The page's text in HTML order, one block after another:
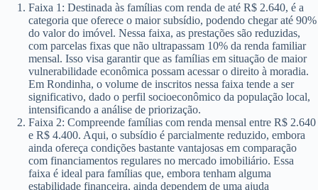
Faixa 1: Destinada às famílias com renda de até R$ 2.640, é a
categoria que oferece o maior subsídio, podendo chegar até 90%
do valor do imóvel. Nessa faixa, as prestações são reduzidas,
com parcelas fixas que não ultrapassam 10% da renda familiar
mensal. Isso visa garantir que as famílias em situação de maior
vulnerabilidade econômica possam acessar o direito à moradia.
Em Rondinha, o volume de inscritos nessa faixa tende a ser
significativo, dado o perfil socioeconômico da população local,
intensificando a análise de priorização.
Faixa 2: Compreende famílias com renda mensal entre R$ 2.640
e R$ 4.400. Aqui, o subsídio é parcialmente reduzido, embora
ainda ofereça condições bastante vantajosas em comparação
com financiamentos regulares no mercado imobiliário. Essa
faixa é ideal para famílias que, embora tenham alguma
estabilidade financeira, ainda dependem de uma ajuda